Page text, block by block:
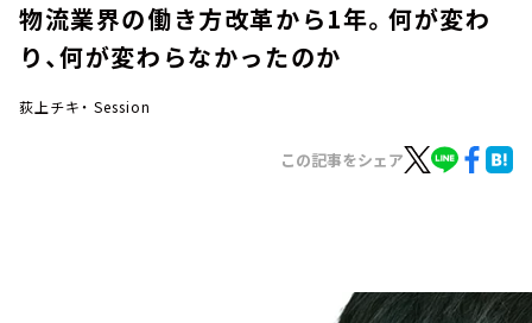
物流業界の働き方改革から1年。何が変わ
り、何が変わらなかったのか
荻上チキ・ Session
この記事をシェア